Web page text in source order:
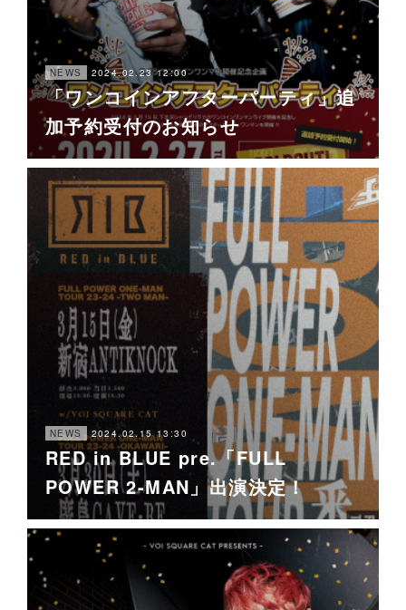
NEWS 2024.02.23 12:00
「ワンコインアフターパーティ」追
加予約受付のお知らせ
NEWS 2024.02.15 13:30
RED in BLUE pre.「FULL
POWER 2-MAN」出演決定！